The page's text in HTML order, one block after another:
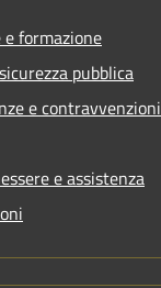
e formazione
pubblica
e contravvenzioni
e assistenza